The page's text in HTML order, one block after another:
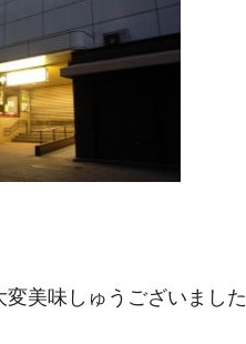
変美味しゅうございました